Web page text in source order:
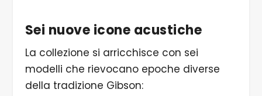
Sei nuove icone acustiche
La collezione si arricchisce con sei
modelli che rievocano epoche diverse
della tradizione Gibson: